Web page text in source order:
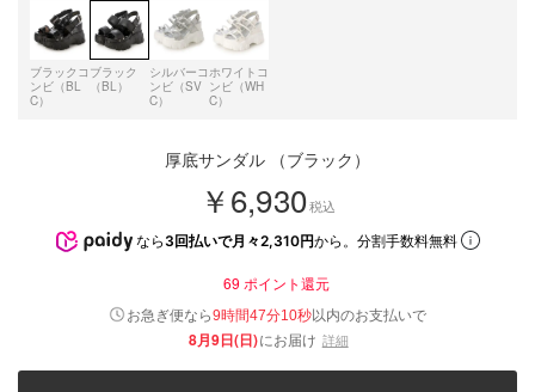
ブラックコ
ンビ（BL
C）
ブラック
（BL）
シルバーコ
ンビ（SV
C）
ホワイトコ
ンビ（WH
C）
厚底サンダル （ブラック）
￥6,930税込
なら 3回払いで月々2,310円から。分割手数料無料
69 ポイント還元
お急ぎ便なら9時間47分09秒以内のお支払いで
8月9日(日)にお届け 詳細